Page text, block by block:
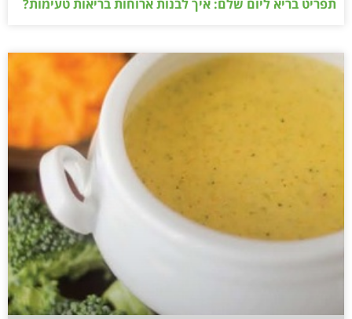
תפריט בריא ליום שלם: איך לבנות ארוחות בריאות טעימות?